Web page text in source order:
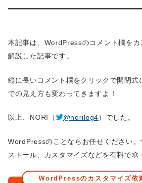
本記事は、WordPressのコメント欄を
解説した記事です。
縦に長いコメント欄をクリックで開閉式
での見え方も変わってきますよ！
以上、NORI（ @norilog4）でした。
WordPressのことならお任せください
ストール、カスタマイズなどを有料で承
WordPressのカスタマイズ依